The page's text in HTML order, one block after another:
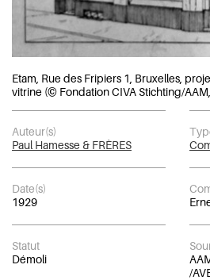
Etam, Rue des Fripiers 1, Bruxelles,
vitrine (© Fondation CIVA Stichting/
Auteur(s)
Paul Hamesse & FRÈRES
Date(s)
1929
Statut
Démoli
/